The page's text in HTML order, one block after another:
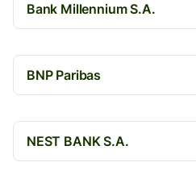
Bank Millennium S.A.
BNP Paribas
NEST BANK S.A.